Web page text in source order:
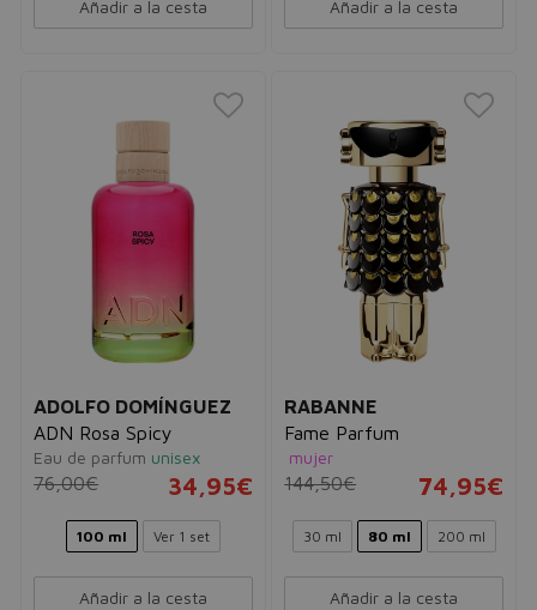
Añadir a la cesta Añadir a la cesta
ADOLFO DOMÍNGUEZ
ADN Rosa Spicy
Eau de parfum unisex
76,00€ 34,95€
100 ml Ver 1 set
Añadir a la cesta
RABANNE
Fame Parfum
mujer
144,50€ 74,95€
30 ml 80 ml 200 ml
Añadir a la cesta